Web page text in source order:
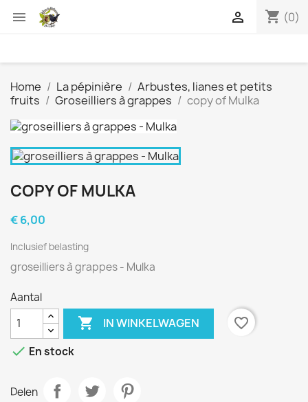
 shopping_cart (0)

Home La pépinière
Arbustes, lianes et petits
fruits
Groseilliers à grappes copy of Mulka
COPY OF MULKA
€ 6,00
Inclusief belasting
groseilliers à grappes - Mulka
Aantal
 IN WINKELWAGEN
favorite_border
 En stock
Delen